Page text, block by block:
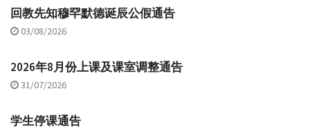
回教先知穆罕默德诞辰公假通告
03/08/2026
2026年8月份上课及课室调整通告
31/07/2026
学生停课通告